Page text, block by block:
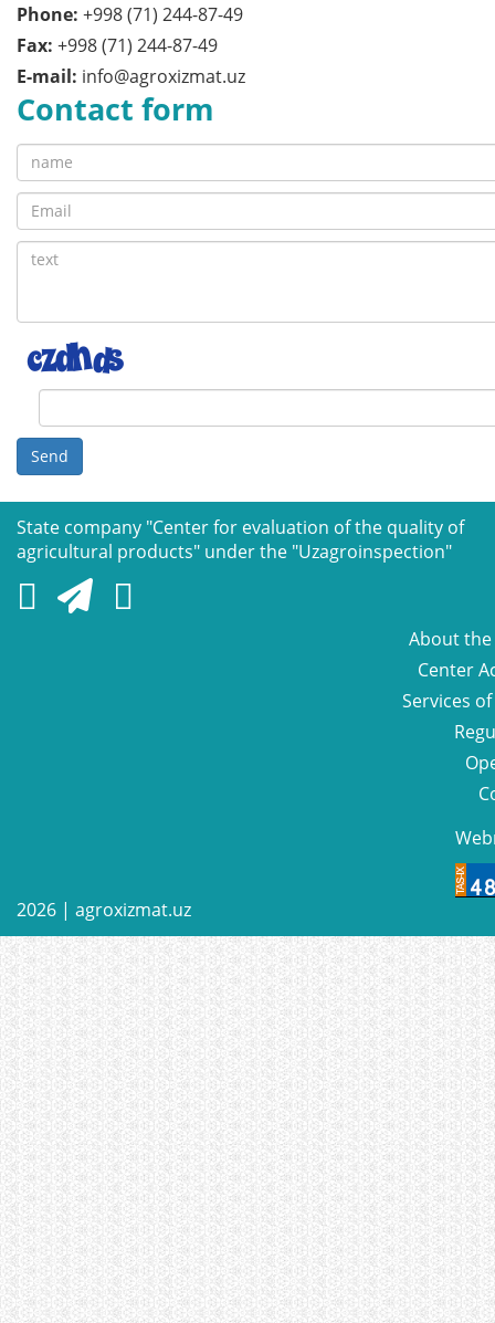
Phone: +998 (71) 244-87-49
Fax: +998 (71) 244-87-49
E-mail: info@agroxizmat.uz
Contact form
Send
State company "Сenter for evaluation of the quality of
agricultural products" under the "Uzagroinspection"
About
Center
Services
2026 | agroxizmat.uz